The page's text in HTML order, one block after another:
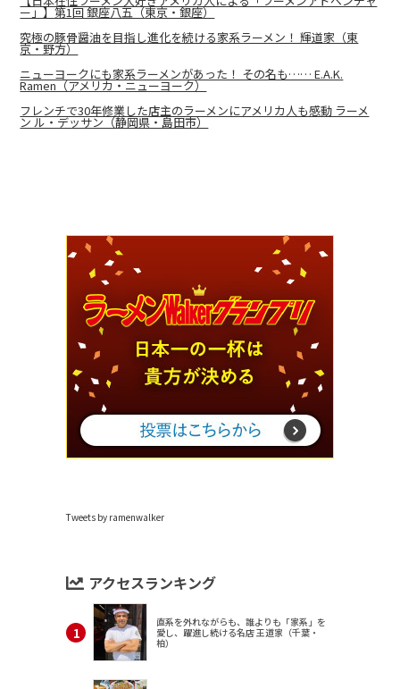
ー」】第1回 銀座八五（東京・銀座）
究極の豚骨醤油を目指し進化を続ける家系ラーメン！ 輝道家（東
京・野方）
ニューヨークにも家系ラーメンがあった！ その名も…… E.A.K.
Ramen（アメリカ・ニューヨーク）
フレンチで30年修業した店主のラーメンにアメリカ人も感動 ラーメ
ン ル・デッサン（静岡県・島田市）
Tweets by ramenwalker
アクセスランキング
直系を外れながらも、誰よりも「家系」を
愛し、躍進し続ける名店 王道家（千葉・
柏）